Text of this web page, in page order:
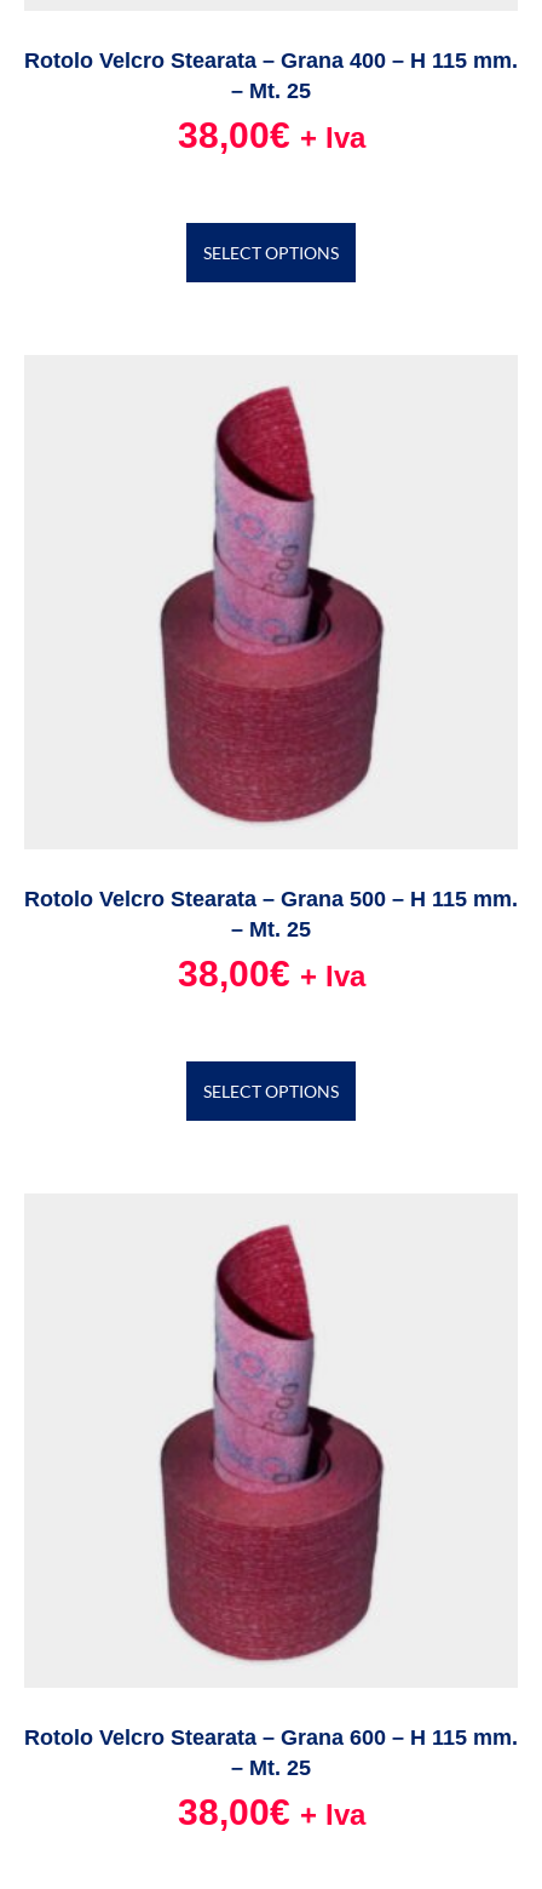
Rotolo Velcro Stearata – Grana 400 – H 115 mm.
– Mt. 25
38,00€ + Iva
SELECT OPTIONS
Rotolo Velcro Stearata – Grana 500 – H 115 mm.
– Mt. 25
38,00€ + Iva
SELECT OPTIONS
Rotolo Velcro Stearata – Grana 600 – H 115 mm.
– Mt. 25
38,00€ + Iva